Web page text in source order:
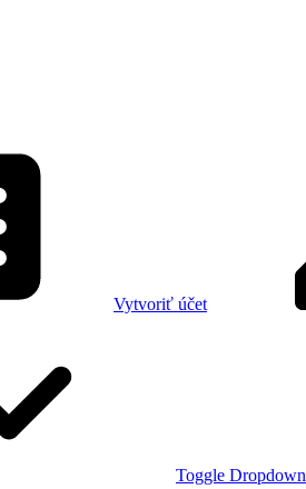
Vytvoriť účet
Toggle Dropdown